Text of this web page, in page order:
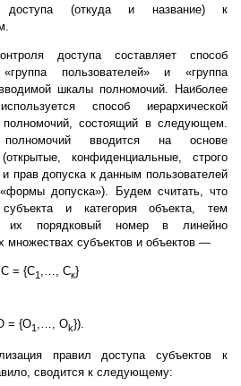
доступа (откуда и название) к
доступа составляет способ
пользователей» и «группа
шкалы полномочий. Наиболее
способ иерархической
состоящий в следующем.
полномочий вводится на основе
конфиденциальные, строго
прав допуска к данным пользователей
допуска»). Будем считать, что
и категория объекта, тем
их порядковый номер в линейно
множествах субъектов и объектов —
С = {С1 ,…, Ск}
= {О1 ,…, Оk}).
правил доступа субъектов к
сводится к следующему: